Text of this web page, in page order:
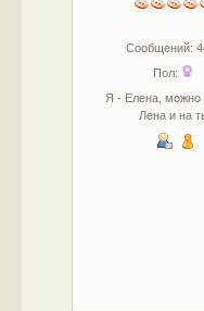
Сообщений:
Пол:
Я - Елена, можно
Лена и на